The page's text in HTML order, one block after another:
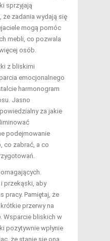
sprzyjają
zadania wydają się
mogą pomóc
mebli, co pozwala
osób.
z bliskimi
emocjonalnego
harmonogram
Jasno
za jakie
podejmowanie
co zabrać, a co
przekąski, aby
pracy. Pamiętaj, że
przerwy na
Wsparcie bliskich w
pozytywnie wpłynie
że stanie się ona